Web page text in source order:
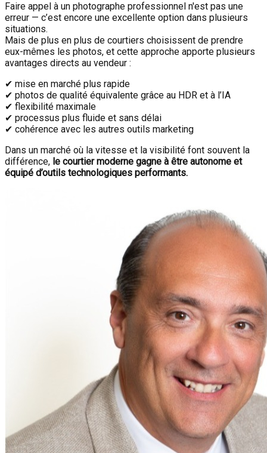
Faire appel à un photographe professionnel n'est pas une
erreur — c’est encore une excellente option dans plusieurs
situations.
Mais de plus en plus de courtiers choisissent de prendre
eux-mêmes les photos, et cette approche apporte plusieurs
avantages directs au vendeur :
✔ mise en marché plus rapide
✔ photos de qualité équivalente grâce au HDR et à l’IA
✔ flexibilité maximale
✔ processus plus fluide et sans délai
✔ cohérence avec les autres outils marketing
Dans un marché où la vitesse et la visibilité font souvent la
différence, le courtier moderne gagne à être autonome et
équipé d’outils technologiques performants.